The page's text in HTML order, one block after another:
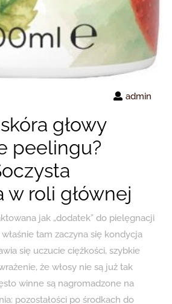
admin
głowy
peelingu?
w roli głównej
jak „dodatek” do pielęgnacji
tam zaczyna się kondycja
się uczucie ciężkości, szybkie
że włosy nie są już tak
winne są nagromadzone na
pozostałości po środkach do